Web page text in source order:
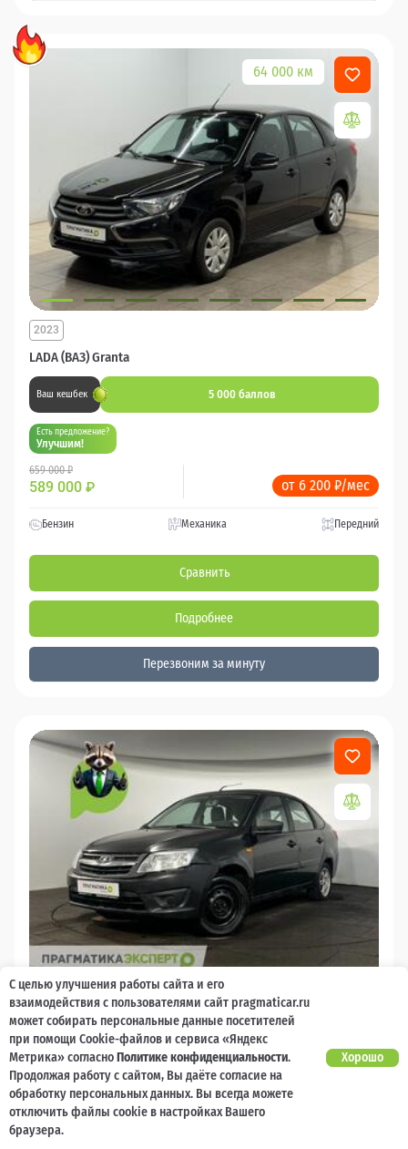
64 000 км
LADA (ВАЗ) Granta
2023
Ваш кешбек 5 000 баллов
Есть предложение?
Улучшим!
659 000 ₽
589 000 ₽ от 6 200 ₽/мес
Бензин Механика Передний
Сравнить
Подробнее
Перезвоним за минуту
LADA (ВАЗ) Granta
2016
Ваш кешбек 2 000 баллов
227 900
С целью улучшения работы сайта и его
взаимодействия с пользователями сайт pragmaticar.ru
может собирать персональные данные посетителей
при помощи Cookie-файлов и сервиса «Яндекс
Метрика» согласноПолитике конфиденциальности.
Продолжая работу с сайтом, Вы даёте согласие на
обработку персональных данных. Вы всегда можете
отключить файлы cookie в настройках Вашего
браузера.
Хорошо